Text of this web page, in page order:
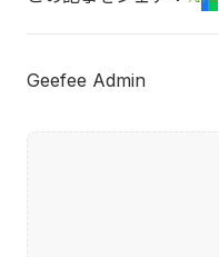
Geefee Admin